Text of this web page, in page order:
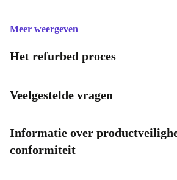
Meer weergeven
Het refurbed proces
Veelgestelde vragen
Informatie over
conformiteit